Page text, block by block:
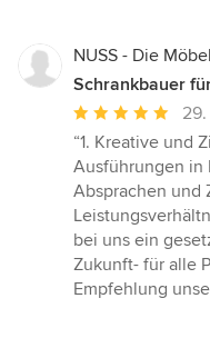
NUSS - Die
Schrankbauer
Durchschnittliche
Bewertung:
5
von
5
Sternen
“1. Kreative und
Ausführungen in
Absprachen und
bei uns ein
Zukunft- für alle
Empfehlung